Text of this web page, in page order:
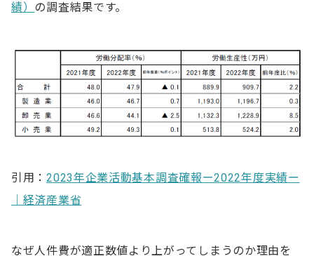
績） の調査結果です。
引用：2023年企業活動基本調査確報ー2022年度実績ー
｜経済産業省
なぜ人件費が適正数値より上がってしまうのか理由を